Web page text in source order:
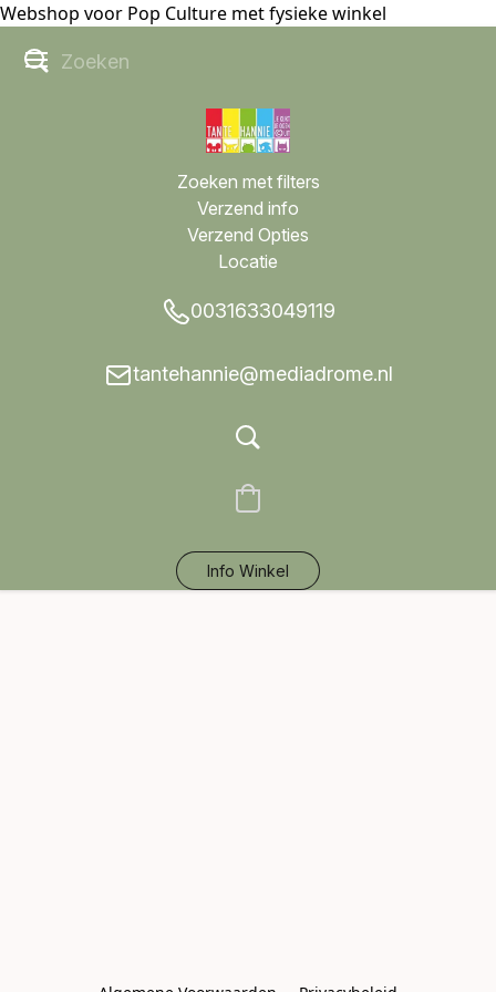
Webshop voor Pop Culture met fysieke winkel
Zoeken met filters
Verzend info
Verzend Opties
Locatie
0031633049119
tantehannie@mediadrome.nl
Info Winkel